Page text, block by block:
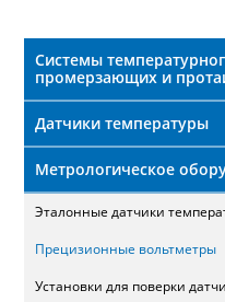
Системы
промерзающих и
Датчики температуры
Метрологическое
Эталонные датчики
Прецизионные вольтметры
Установки для поверки